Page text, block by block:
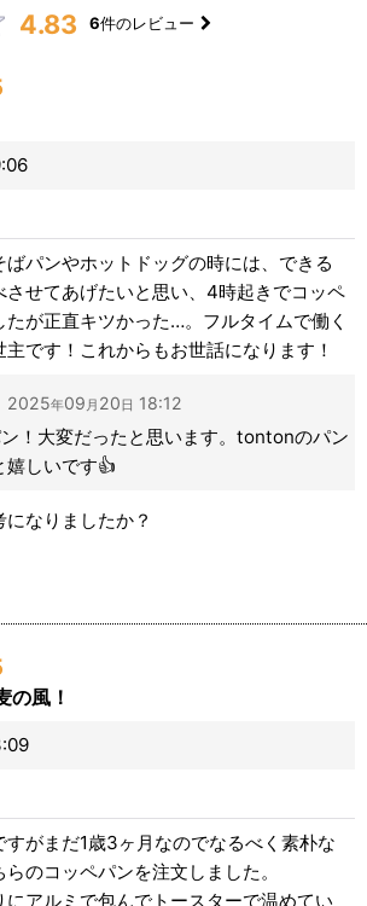
4.83 6件のレビュー
パンやホットドッグの時には、できる
させてあげたいと思い、4時起きでコッペ
が正直キツかった…。フルタイムで働く
です！これからもお世話になります！
2025年09 月 20日 18:12
！大変だったと思います。tontonのパン
嬉しいです👍
なりましたか？
の風！
がまだ1歳3ヶ月なのでなるべく素朴な
のコッペパンを注文しました。
アルミで包んでトースターで温めてい